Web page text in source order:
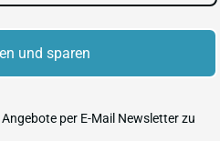
UND LIEFERZEIT
und sparen
per E-Mail Newsletter zu